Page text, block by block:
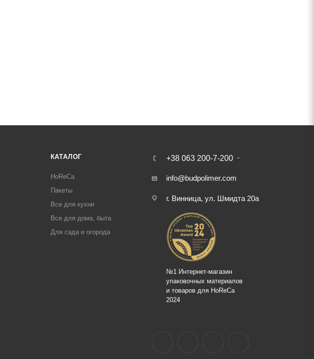
КАТАЛОГ
HoReCa
Пакеты
Все для кухни
Все для дома, быта
Для сада и огорода
+38 063 200-7-200
info@budpolimer.com
г. Винница, ул. Шмидта 20а
№1 Интернет-магазин
упаковочных материалов
и товаров для HoReCa
2024